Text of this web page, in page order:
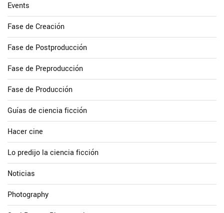
Events
Fase de Creación
Fase de Postproducción
Fase de Preproducción
Fase de Producción
Guías de ciencia ficción
Hacer cine
Lo predijo la ciencia ficción
Noticias
Photography